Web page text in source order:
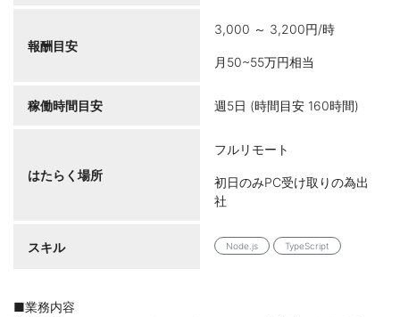
報酬目安
3,000 ～ 3,200円/時
月50~55万円相当
稼働時間目安 週5日 (時間目安 160時間)
はたらく場所
フルリモート
初日のみPC受け取りの為出
社
スキル Node.js TypeScript
■業務内容